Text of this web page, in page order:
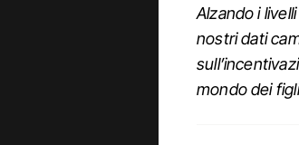
Alzando i
nostri dati
mondo dei figli